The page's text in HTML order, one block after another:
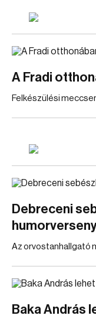
A Fradi
Felkészülési
Debreceni
Az orvostanhallgató
Baka András